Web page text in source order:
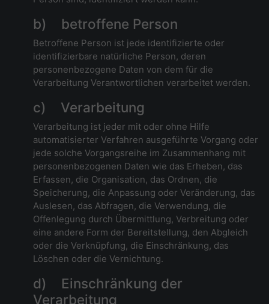
b) betroffene Person
Betroffene Person ist jede identifizierte oder
identifizierbare natürliche Person, deren
personenbezogene Daten von dem für die
Verarbeitung Verantwortlichen verarbeitet werden.
c) Verarbeitung
Verarbeitung ist jeder mit oder ohne Hilfe
automatisierter Verfahren ausgeführte Vorgang oder
jede solche Vorgangsreihe im Zusammenhang mit
personenbezogenen Daten wie das Erheben, das
Erfassen, die Organisation, das Ordnen, die
Speicherung, die Anpassung oder Veränderung, das
Auslesen, das Abfragen, die Verwendung, die
Offenlegung durch Übermittlung, Verbreitung oder
eine andere Form der Bereitstellung, den Abgleich
oder die Verknüpfung, die Einschränkung, das
Löschen oder die Vernichtung.
d) Einschränkung der
Verarbeitung